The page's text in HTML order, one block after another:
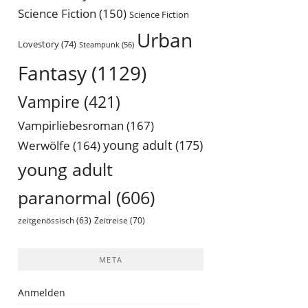
Science Fiction (150) Science Fiction
Lovestory(74) Steampunk (56) Urban
Fantasy (1129)
Vampire (421)
Vampirliebesroman (167)
Werwölfe (164)young adult (175)
young adult
paranormal (606)
zeitgenössisch (63) Zeitreise (70)
META
Anmelden